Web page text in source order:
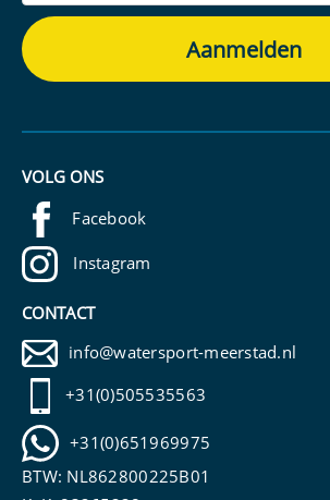
VOLG ONS
Facebook
Instagram
CONTACT
info@watersport-meerstad.nl
+31(0)505535563
+31(0)651969975
BTW: NL862800225B01